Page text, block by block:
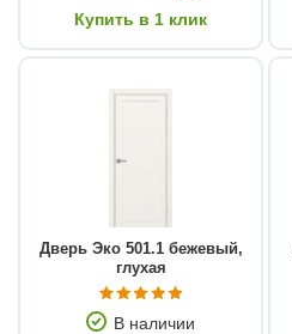
Купить в 1 клик
Дверь Эко 501.1 бежевый,
глухая
В наличии